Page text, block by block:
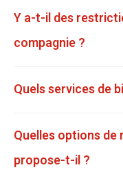
Y a-t-il des
compagnie ?
Quels services de
Quelles options
propose-t-il ?